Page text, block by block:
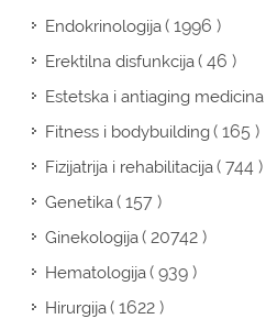
Endokrinologija( 1996 )
Erektilna disfunkcija( 46 )
Estetska i antiaging medicina
Fitness i bodybuilding( 165 )
Fizijatrija i rehabilitacija( 744 )
Genetika( 157 )
Ginekologija( 20742 )
Hematologija( 939 )
Hirurgija( 1622 )